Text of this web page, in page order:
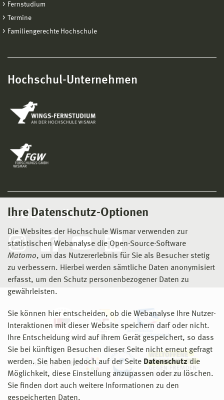
Ihre Datenschutz-Optionen
Die Websites der Hochschule Wismar verwenden zur
statistischen Webanalyse die Open-Source-Software
Matomo, um das Nutzererlebnis für Sie als Besucher stetig
zu verbessern. Hierbei werden sämtliche Daten anonymisiert
erfasst, um den Schutz personenbezogener Daten zu
gewährleisten.
Sie können hier entscheiden, ob die Webanalyse Ihre Nutzer-
Interaktionen mit dieser Website speichern darf oder nicht.
Ihre Entscheidung wird auf ihrem Gerät gespeichert, so dass
Sie bei künftigen Besuchen dieser Seite nicht erneut gefragt
werden. Sie haben jedoch auf der Seite Datenschutz die
Möglichkeit, diese Einstellung anzupassen oder zu löschen.
Sie finden dort auch weitere Informationen zu den
gespeicherten Daten.
Fernstudium
Termine
Familiengerechte Hochschule
Hochschul-Unternehmen
Social Media